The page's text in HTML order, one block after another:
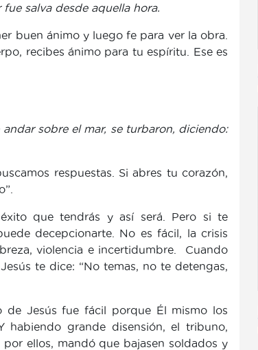
salva desde aquella hora.
buen ánimo y luego fe para ver la obra.
recibes ánimo para tu espíritu. Ese es
sobre el mar, se turbaron, diciendo:
respuestas. Si abres tu corazón,
que tendrás y así será. Pero si te
decepcionarte. No es fácil, la crisis
violencia e incertidumbre. Cuando
te dice: “No temas, no te detengas,
Jesús fue fácil porque Él mismo los
habiendo grande disensión, el tribuno,
ellos, mandó que bajasen soldados y